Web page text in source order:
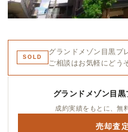
SOLD
グランドメゾン目黒プ
ご相談はお気軽にどう
グランドメゾン目
成約実績をもとに、無
売却査